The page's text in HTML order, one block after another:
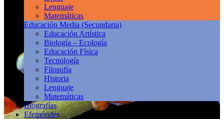
Lenguaje
Matemáticas
Educación Media (Secundaria)
Educación Artística
Biología – Ecología
Educación Física
Tecnología
Filosofía
Historia
Lenguaje
Matemáticas
Biografías
Efemérides